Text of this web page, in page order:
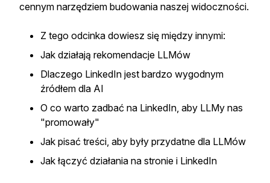
cennym narzędziem budowania naszej widoczności.
Z tego odcinka dowiesz się między innymi:
Jak działają rekomendacje LLMów
Dlaczego LinkedIn jest bardzo wygodnym
źródłem dla AI
O co warto zadbać na LinkedIn, aby LLMy nas
"promowały"
Jak pisać treści, aby były przydatne dla LLMów
Jak łączyć działania na stronie i LinkedIn